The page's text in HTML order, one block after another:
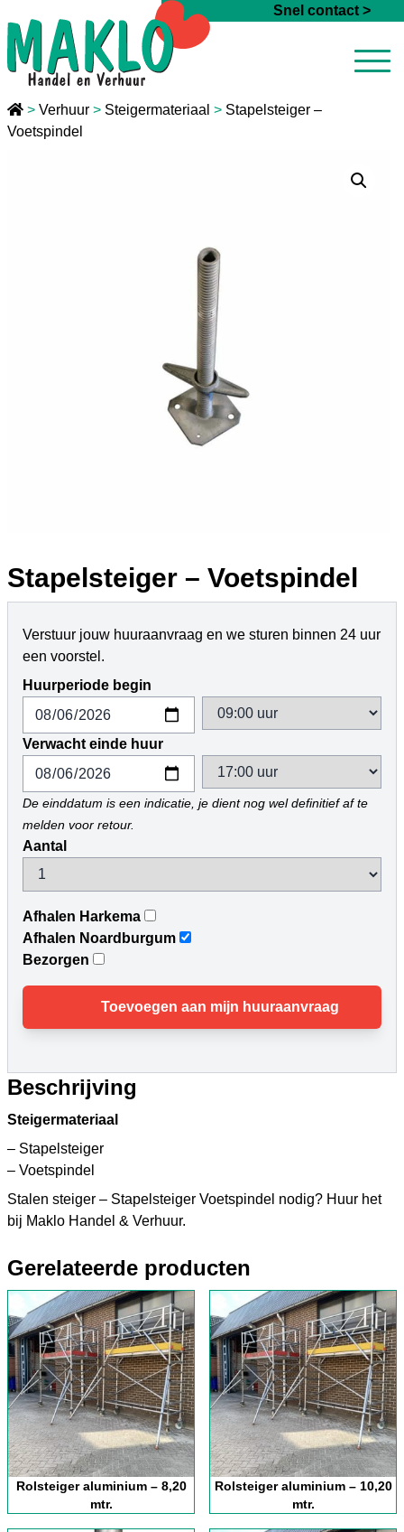
Snel contact >
> Verhuur > Steigermateriaal > Stapelsteiger –
Voetspindel
Stapelsteiger – Voetspindel
Verstuur jouw huuraanvraag en we sturen binnen 24 uur
een voorstel.
Huurperiode begin
Verwacht einde huur
De einddatum is een indicatie, je dient nog wel definitief af te
melden voor retour.
Aantal
Afhalen Harkema
Afhalen Noardburgum
Bezorgen
Toevoegen aan mijn huuraanvraag
Beschrijving
Steigermateriaal
– Stapelsteiger
– Voetspindel
Stalen steiger – Stapelsteiger Voetspindel nodig? Huur het
bij Maklo Handel & Verhuur.
Gerelateerde producten
Rolsteiger aluminium – 8,20
mtr.
Rolsteiger aluminium – 10,20
mtr.